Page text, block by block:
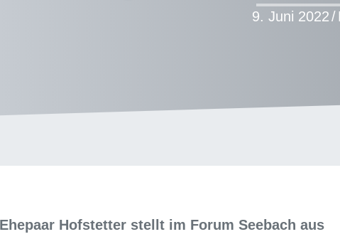
9. Juni 2022/
Hofstetter stellt im Forum Seebach aus